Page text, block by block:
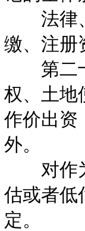
法律、
缴、注册
第二十
权、土地
作价出资
外。
对作为
估或者低
定。